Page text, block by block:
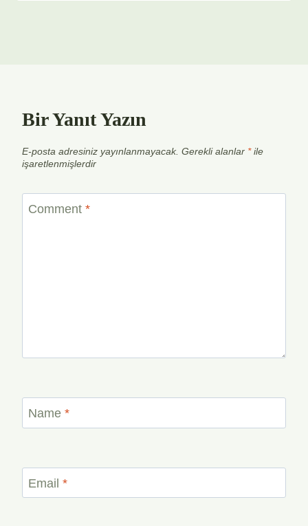
Bir Yanıt Yazın
E-posta adresiniz yayınlanmayacak. Gerekli alanlar *ile
işaretlenmişlerdir
Comment *
Name *
Email *